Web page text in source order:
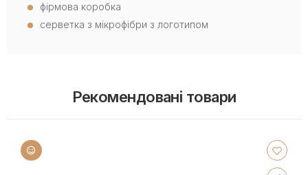
фірмова коробка
серветка з мікрофібри з логотипом
Рекомендовані товари